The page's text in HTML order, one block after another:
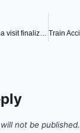
not be published.